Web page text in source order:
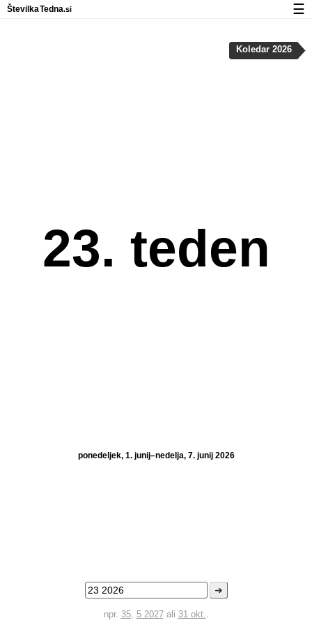
23. teden
ponedeljek, 1. junij–nedelja, 7. junij 2026
➜
npr. 35, 5 2027ali 31 okt..
Koledar 2026
ŠtevilkaTedna.si ☰